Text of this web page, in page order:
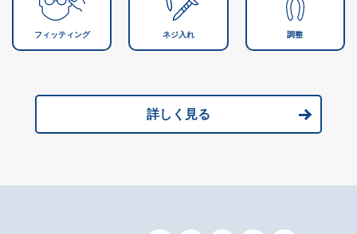
フィッティング ネジ入れ 調整
詳しく見る